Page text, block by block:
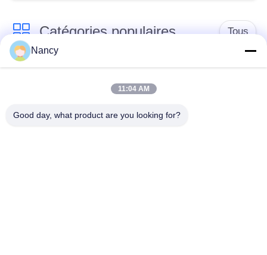
Catégories populaires Tous
Sacs filtrants pour
l'aramide
Nancy
11:04 AM
Good day, what product are you looking for?